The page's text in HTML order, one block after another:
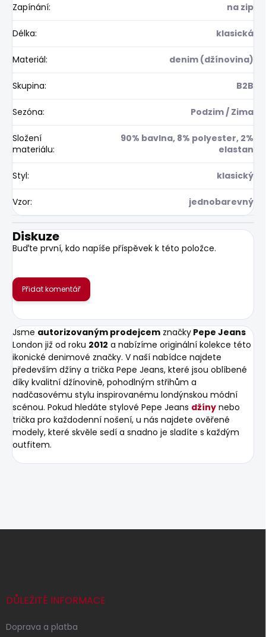
Zapínání: na zip
Délka: klasická
Materiál: denim (džínovina)
Skupina: B2B
Sezóna: Podzim / Zima
Složení
materiálu:
90% bavlna, 8% polyester, 2%
elastan
Styl: klasický
Vzor: jednobarevný
Diskuze
Buďte první, kdo napíše příspěvek k této položce.
Přidat komentář
Jsme autorizovaným prodejcem značky Pepe Jeans
London již od roku 2012 a nabízíme originální kolekce této
ikonické denimové značky. V naší nabídce najdete
především džíny a trička Pepe Jeans, které jsou oblíbené
díky kvalitní džínovině, pohodlným střihům a
nadčasovému stylu inspirovanému londýnskou módní
scénou. Pokud hledáte stylové Pepe Jeans džíny nebo
trička pro každodenní nošení, u nás najdete ověřené
modely, které skvěle sedí a snadno je sladíte s každým
outfitem.
Z
DŮLEŽITÉ INFORMACE
Doprava a platba